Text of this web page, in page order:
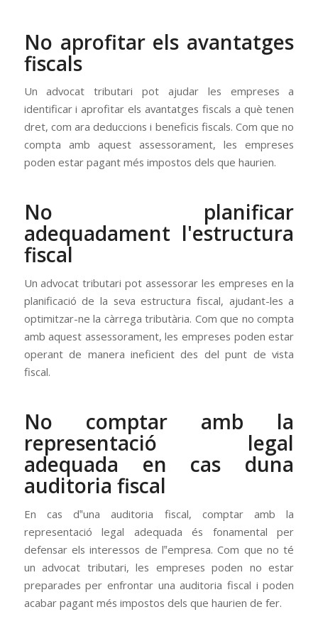
No aprofitar els avantatges
fiscals
Un advocat tributari pot ajudar les empreses a
identificar i aprofitar els avantatges fiscals a què tenen
dret, com ara deduccions i beneficis fiscals. Com que no
compta amb aquest assessorament, les empreses
poden estar pagant més impostos dels que haurien.
No planificar
adequadament l'estructura
fiscal
Un advocat tributari pot assessorar les empreses en la
planificació de la seva estructura fiscal, ajudant-les a
optimitzar-ne la càrrega tributària. Com que no compta
amb aquest assessorament, les empreses poden estar
operant de manera ineficient des del punt de vista
fiscal.
No comptar amb la
representació legal
adequada en cas duna
auditoria fiscal
En cas d‟una auditoria fiscal, comptar amb la
representació legal adequada és fonamental per
defensar els interessos de l‟empresa. Com que no té
un advocat tributari, les empreses poden no estar
preparades per enfrontar una auditoria fiscal i poden
acabar pagant més impostos dels que haurien de fer.